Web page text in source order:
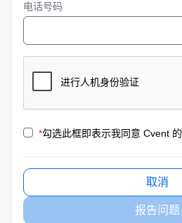
电话号码
*勾选此框即表示我同意 Cvent 的
取消
报告问题